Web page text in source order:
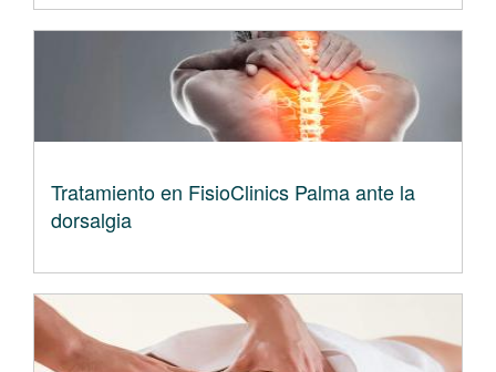
Tratamiento en FisioClinics Palma ante la
dorsalgia